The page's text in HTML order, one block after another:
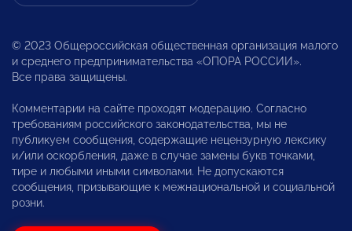
© 2023 Общероссийская общественная организация малого
и среднего предпринимательства «ОПОРА РОССИИ».
Все права защищены.
Комментарии на сайте проходят модерацию. Согласно
требованиям российского законодательства, мы не
публикуем сообщения, содержащие нецензурную лексику
и/или оскорбления, даже в случае замены букв точками,
тире и любыми иными символами. Не допускаются
сообщения, призывающие к межнациональной и социальной
розни.